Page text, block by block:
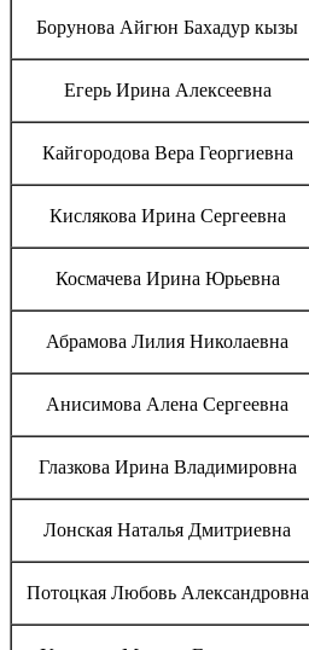
Борунова Айгюн Бахадур кызы
Егерь Ирина Алексеевна
Кайгородова Вера Георгиевна
Кислякова Ирина Сергеевна
Космачева Ирина Юрьевна
Абрамова Лилия Николаевна
Анисимова Алена Сергеевна
Глазкова Ирина Владимировна
Лонская Наталья Дмитриевна
Потоцкая Любовь Александровна